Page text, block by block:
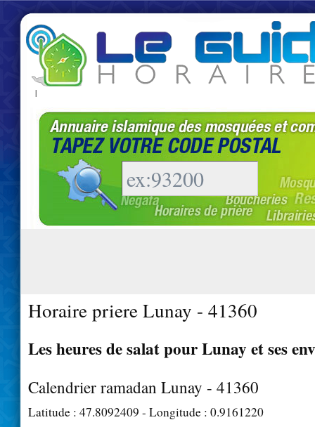
|
Horaire priere Lunay - 41360
Les heures de salat pour Lunay et ses
Calendrier ramadan Lunay - 41360
Latitude : 47.8092409 - Longitude : 0.9161220